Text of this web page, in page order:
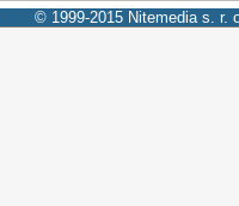
© 1999-2015 Nitemedia s. r.